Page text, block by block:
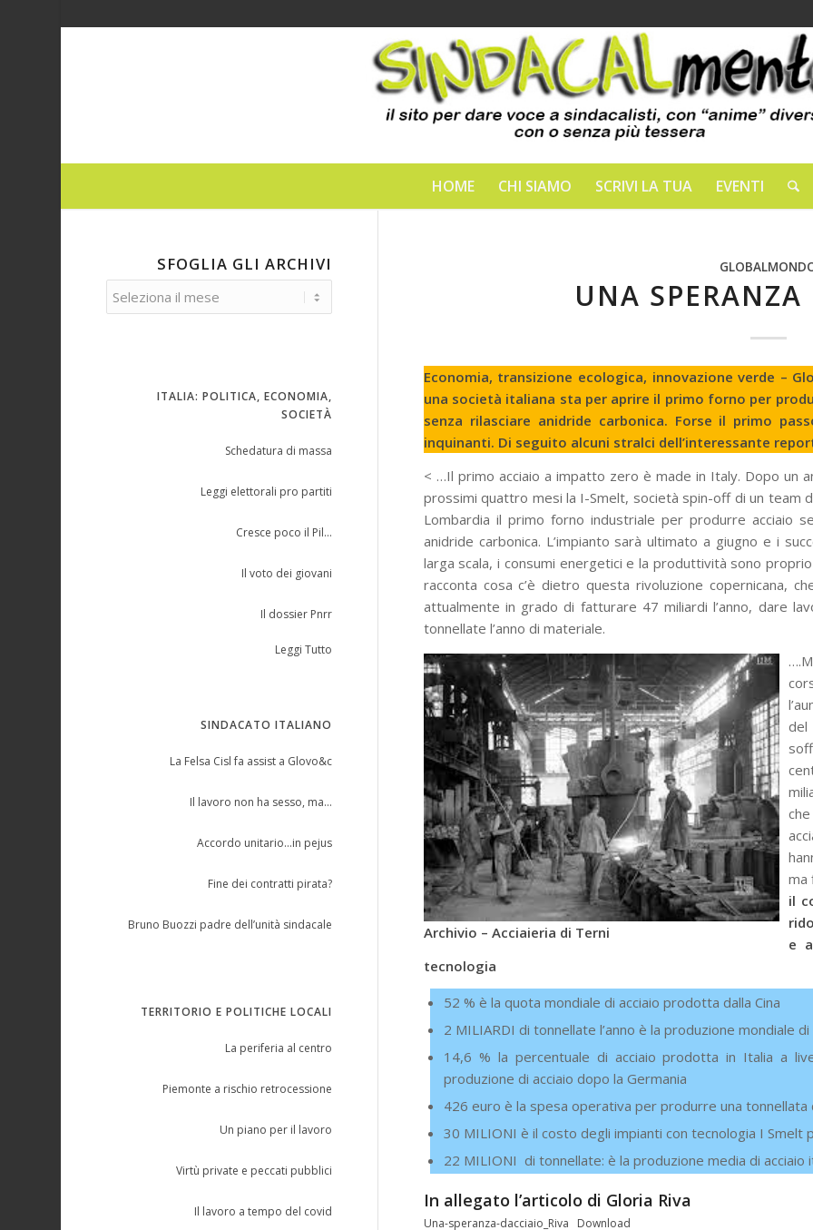
HOME CHI SIAMO SCRIVI LA TUA EVENTI
UNA SPERANZA
Economia, transizione ecologica, innovazione verde –
una società italiana sta per aprire il primo forno per
senza rilasciare anidride carbonica. Forse il primo
inquinanti. Di seguito alcuni stralci dell’interessante
< …Il primo acciaio a impatto zero è made in Italy. Dopo un
prossimi quattro mesi la I-Smelt, società spin-off di un team
Lombardia il primo forno industriale per produrre acciaio
anidride carbonica. L’impianto sarà ultimato a giugno e i
larga scala, i consumi energetici e la produttività sono
racconta cosa c’è dietro questa rivolu­zione copernicana,
attualmente in grado di fatturare 47 mi­liardi l’anno, dare
tonnellate l’anno di materiale.
Archivio – Acciaieria di Terni
ma
il
e
tecnologia
52 % è la quota mondiale di acciaio prodotta dalla Cina
2 MILIARDI di tonnellate l’anno è la produzione mondiale di
14,6 % la percentuale di acciaio prodotta in Italia a
produzione di acciaio dopo la Germania
426 euro è la spesa operativa per produrre una tonnellata
30 MILIONI è il costo degli impianti con tecnologia I Smelt
22 MILIONI di tonnellate: è la produzione media di acciaio
In allegato l’articolo di Gloria Riva
Una-speranza-dacciaio_Riva Download
detto:
SFOGLIA GLI ARCHIVI
ITALIA: POLITICA, ECONOMIA,
SOCIETÀ
Schedatura di massa
Leggi elettorali pro partiti
Cresce poco il Pil…
Il voto dei giovani
Il dossier Pnrr
Leggi Tutto
SINDACATO ITALIANO
La Felsa Cisl fa assist a Glovo&c
Il lavoro non ha sesso, ma…
Accordo unitario…in pejus
Fine dei contratti pirata?
Bruno Buozzi padre dell’unità sindacale
TERRITORIO E POLITICHE LOCALI
La periferia al centro
Piemonte a rischio retrocessione
Un piano per il lavoro
Virtù private e peccati pubblici
Il lavoro a tempo del covid